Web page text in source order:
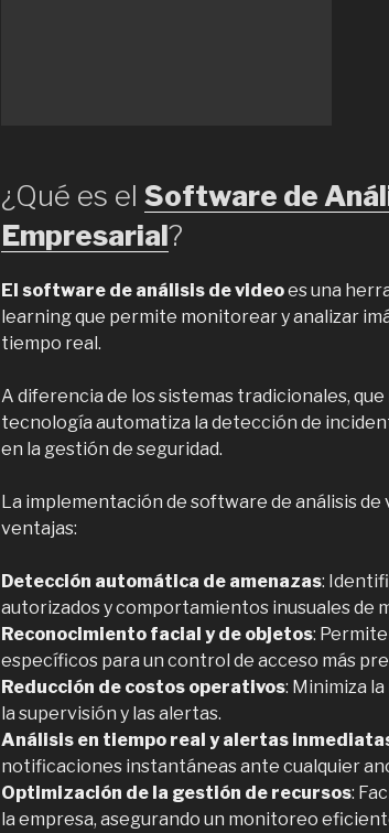
¿Qué es el Software de
Empresarial?
El software de análisis de videoes una
learning que permite monitorear y analizar
tiempo real.
A diferencia de los sistemas tradicionales,
tecnología automatiza la detección de
en la gestión de seguridad.
La implementación de software de análisis
ventajas:
Detección automática de amenazas:
autorizados y comportamientos inusuales de
Reconocimiento facial y de objetos:
específicos para un control de acceso más
Reducción de costos operativos: Minimiza
la supervisión y las alertas.
Análisis en tiempo real y alertas
notificaciones instantáneas ante cualquier
Optimización de la gestión de recursos:
la empresa, asegurando un monitoreo